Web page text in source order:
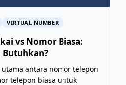
VIRTUAL NUMBER
vs Nomor Biasa:
Butuhkan?
antara nomor telepon
telepon biasa untuk